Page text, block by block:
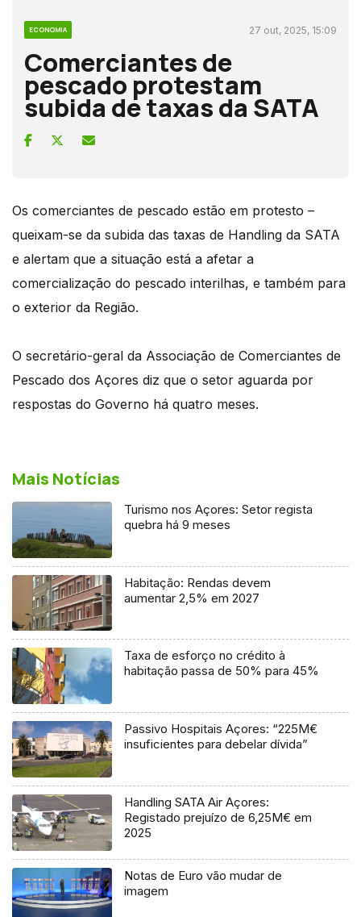
ECONOMIA 27 out, 2025, 15:09
Comerciantes de
pescado protestam
subida de taxas da SATA
Os comerciantes de pescado estão em protesto –
queixam-se da subida das taxas de Handling da SATA
e alertam que a situação está a afetar a
comercialização do pescado interilhas, e também para
o exterior da Região.
O secretário-geral da Associação de Comerciantes de
Pescado dos Açores diz que o setor aguarda por
respostas do Governo há quatro meses.
Mais Notícias
Turismo nos Açores: Setor regista
quebra há 9 meses
Habitação: Rendas devem
aumentar 2,5% em 2027
Taxa de esforço no crédito à
habitação passa de 50% para 45%
Passivo Hospitais Açores: “225M€
insuficientes para debelar dívida”
Handling SATA Air Açores:
Registado prejuízo de 6,25M€ em
2025
Notas de Euro vão mudar de
imagem